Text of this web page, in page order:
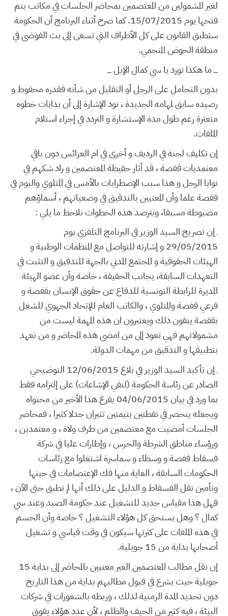
لغير المشمولين من المعتصمين بمحاضر الجلسات في مكاتب يتم
فتحها يوم 15/07/2015. كما صرح أثناء البرنامج أن الحكومة
ستطبق القانون على كل الأطراف التي تسعى إلى بث الفوضى في
منطقة الحوض المنجمي.
ــــ ما هكذا تورد يا سي كمال الإبل ــــ
بدون التحامل على الرجل أو التقليل من شأنه فقدره محفوظ و
رصيده سابق لمهامه الجديدة ، نود الإشارة إلى أن بدايات خطوه
متعثرة رغم طول مدة الإستشارة و التردد في إجراء استلام
الملفات.
إن تكليف لجنة في الرديف و أخرى في ام العرائس دون باقي
معتمديات قفصة ، قد أثار حفيظة المعتصمين و زاد شكهم في
نوايا الرجل و هذا سبب الإضطرابات بالأمس في المتلوي واليوم في
قفصة علما وأن المعنيين بالتدقيق في وضعياتهم ، أسماؤهم
مضبوطة مسبقا، وبترصد هذه الخطوات نلاحظ ما يلي :
ـ إن تصريح السيد الوزير في البرنامج التلفزي يوم
29/05/2015 و إشارته للتواصل مع المنظمات الوطنية و
الهيئات الحقوقية و المجتمع المدني بالجهة للتدقيق و التثبت في
التعهدات السابقة، يجانب الحقيقة ، خاصة وأن عضو الهيئة
المديرة للرابطة التونسية للدفاع عن حقوق الإنسان بقفصة و
فرعي قفصة والمتلوي ، والكاتب العام للإتحاد الجهوي للشغل
بقفصة ينفون ذلك ويعتبرون ان هذه المهمة ليست من
مشمولاتهم فهي تعود إلى من امضى هذه المحاضر و من تعهد
بتطبيقها و التدقيق من مهمات الدولة.
ـ إن تأكيد السيد الوزير في بلاغ 12/06/2015 التوضيحي
الصادر عن رئاسة الحكومة (لنفي الإشاعات) على إلتزامه فقط
بما ورد في بيان 04/06/2015 يفرغ هذا الأخير من محتواه
ويجعله ينحصر في نقطتين يتيمتين تثيران جدلا كثيرا ، فمحاضر
الجلسات أمضيت مع معتصمين من طرف ولاة ، و معتمدين ،
ورؤساء مناطق الشرطة والحرس ، وإطارات عليا في شركة
فسفاط قفصة و وسطاء و سماسرة اشتغلوا مع رئاسات
الحكومات السابقة ، الغاية منها فك الإعتصامات في حينها
وتأمين نقل الفسفاط و الدليل على ذلك أنها لم تطبق حتى الآن ،
فهل هذا مقياس جديد للتشغيل عند حكومة الصيد وعند سي
كمال ؟ وهل يستحق كل هؤلاء التشغيل ؟ خاصة وأن الحسم
في هذه الملفات على كثرتها سيكون في وقت قياسي و تشغيل
أصحابها بداية من 15 جويلية.
إن نقل مطالب المعتصمين الغير معنيين بالمحاضر إلى بداية 15
جويلية حيث يشرع في قبول مطالبهم بداية من هذا التاريخ
دون تحديد المدة الزمنية لذلك ، وربطه بالشغورات في شركات
البيئة ، فيه كثير من الحيف والظلم ، لأن عدد هؤلاء يفوق